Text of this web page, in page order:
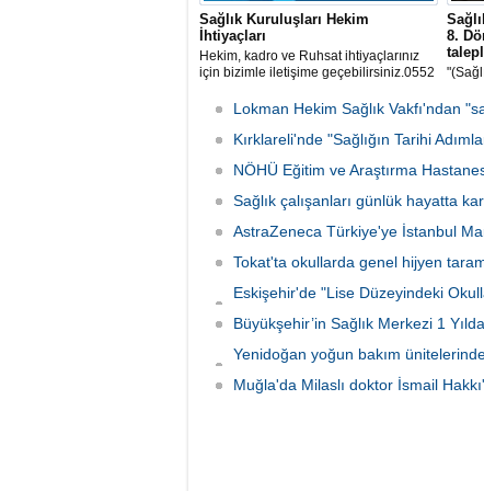
Sağlık Kuruluşları Hekim
İhtiyaçları
Hekim, kadro ve Ruhsat ihtiyaçlarınız
için bizimle iletişime geçebilirsiniz.0552
8.
10
Lokman Hekim Sağlık Vakfı'ndan
Kırklareli'nde "Sağlığın Tarihi
NÖHÜ Eğitim ve Araştırma
Sağlık çalışanları günlük hayatta
AstraZeneca Türkiye'ye İstanbul
Tokat'ta okullarda genel hijyen
Eskişehir'de "Lise Düzeyindeki
imzalandı
Büyükşehir’in Sağlık Merkezi 1
Yenidoğan yoğun bakım
emanet
Muğla'da Milaslı doktor İsmail